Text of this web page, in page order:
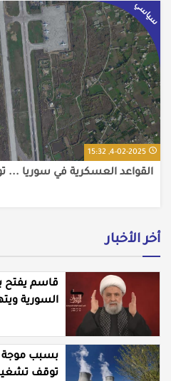
سياسي
4-02-2025, 15:32
القواعد العسكرية في سوريا ...
أخر الأخبار
قاسم يفتح
السورية
بسبب موجة
توقف تشغيل 3 مفاعلات